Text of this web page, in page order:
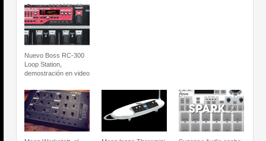
Nuevo Boss RC-300
Loop Station,
demostración en video